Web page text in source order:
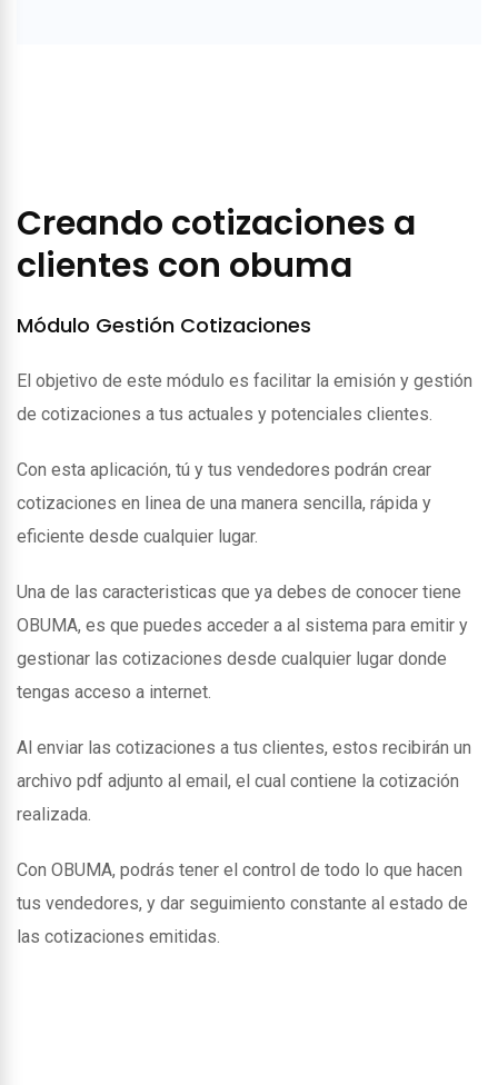
Creando cotizaciones a
clientes con obuma
Módulo Gestión Cotizaciones
El objetivo de este módulo es facilitar la emisión y gestión
de cotizaciones a tus actuales y potenciales clientes.
Con esta aplicación, tú y tus vendedores podrán crear
cotizaciones en linea de una manera sencilla, rápida y
eficiente desde cualquier lugar.
Una de las caracteristicas que ya debes de conocer tiene
OBUMA, es que puedes acceder a al sistema para emitir y
gestionar las cotizaciones desde cualquier lugar donde
tengas acceso a internet.
Al enviar las cotizaciones a tus clientes, estos recibirán un
archivo pdf adjunto al email, el cual contiene la cotización
realizada.
Con OBUMA, podrás tener el control de todo lo que hacen
tus vendedores, y dar seguimiento constante al estado de
las cotizaciones emitidas.